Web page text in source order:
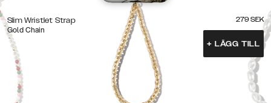
Slim Wristlet Strap
Gold Chain
279 SEK
+ LÄGG TILL